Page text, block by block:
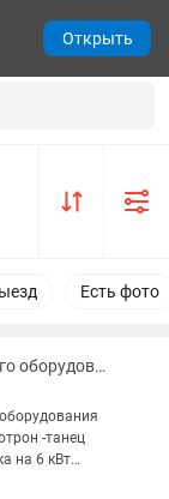
Есть фото
Аренда музыкального оборудования,проектор,тамада,светомузыка
-танец
на 6 кВт
Открыть